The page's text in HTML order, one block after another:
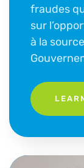
fraudes
sur
à la